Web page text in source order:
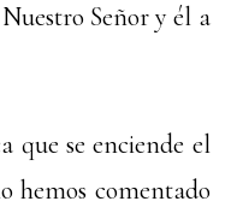
Señor y él a
que se enciende el
hemos comentado